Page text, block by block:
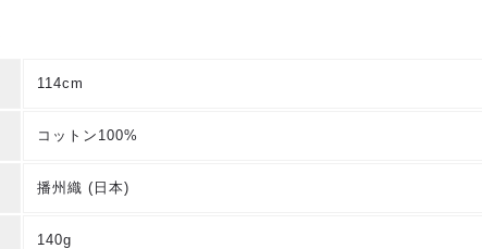
114cm
コットン100%
播州織 (日本)
140g